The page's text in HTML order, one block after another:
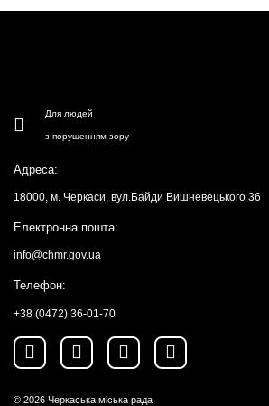
Для людей
з порушенням зору
Адреса:
18000, м. Черкаси, вул.Байди Вишневецького 36
Електронна пошта:
info@chmr.gov.ua
Телефон:
+38 (0472) 36-01-70
© 2026 Черкаська міська рада